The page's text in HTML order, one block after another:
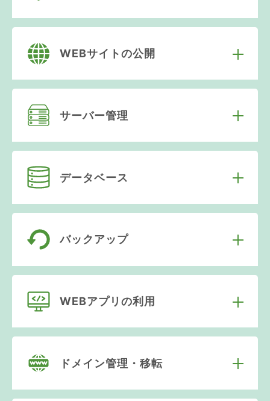
WEBサイトの公開
サーバー管理
データベース
バックアップ
WEBアプリの利用
ドメイン管理・移転